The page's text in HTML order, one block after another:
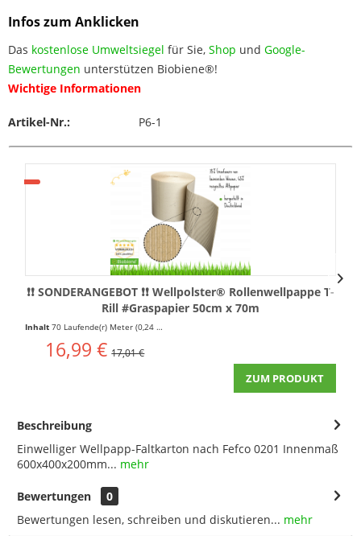
Infos zum Anklicken
Das kostenlose Umweltsiegel für Sie, Shop und Google-
Bewertungen unterstützen Biobiene®!
Wichtige Informationen
Artikel-Nr.: P6-1
❗❗ SONDERANGEBOT ❗❗ Wellpolster® Rollenwellpappe T-
Rill #Graspapier 50cm x 70m
Inhalt 70 Laufende(r) Meter (0,24 € * / 1 Laufende(r) Meter)
16,99 € 17,01 €
ZUM PRODUKT
Beschreibung
Einwelliger Wellpapp-Faltkarton nach Fefco 0201 Innenmaß
600x400x200mm... mehr
Bewertungen
0
Bewertungen lesen, schreiben und diskutieren... mehr